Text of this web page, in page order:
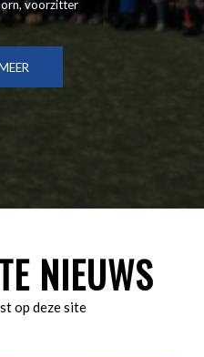
voorzitter
NIEUWS
op deze site